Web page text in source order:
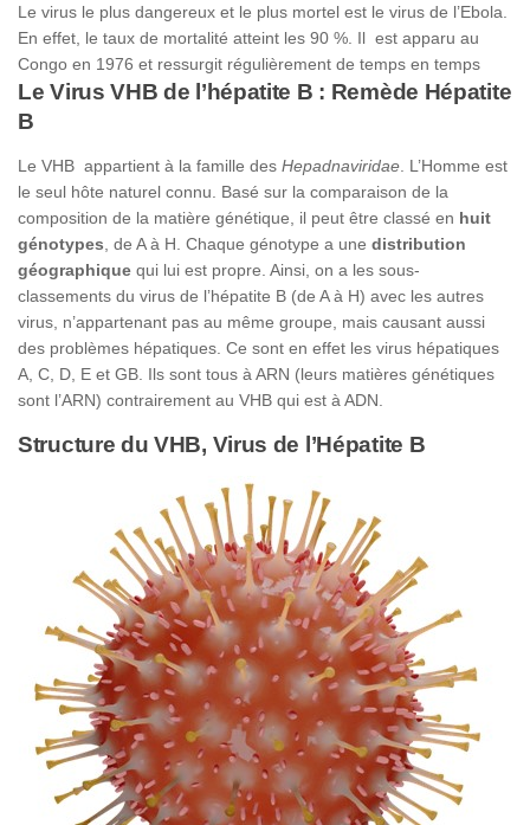
Le virus le plus dangereux et le plus mortel est le virus de l’Ebola.
En effet, le taux de mortalité atteint les 90 %. Il est apparu au
Congo en 1976 et ressurgit régulièrement de temps en temps
Le Virus VHB de l’hépatite B : Remède Hépatite
B
Le VHB appartient à la famille des Hepadnaviridae . L’Homme est
le seul hôte naturel connu. Basé sur la comparaison de la
composition de la matière génétique, il peut être classé en huit
génotypes , de A à H. Chaque génotype a une distribution
géographique qui lui est propre. Ainsi, on a les sous-
classements du virus de l’hépatite B (de A à H) avec les autres
virus, n’appartenant pas au même groupe, mais causant aussi
des problèmes hépatiques. Ce sont en effet les virus hépatiques
A, C, D, E et GB. Ils sont tous à ARN (leurs matières génétiques
sont l’ARN) contrairement au VHB qui est à ADN.
Structure du VHB, Virus de l’Hépatite B